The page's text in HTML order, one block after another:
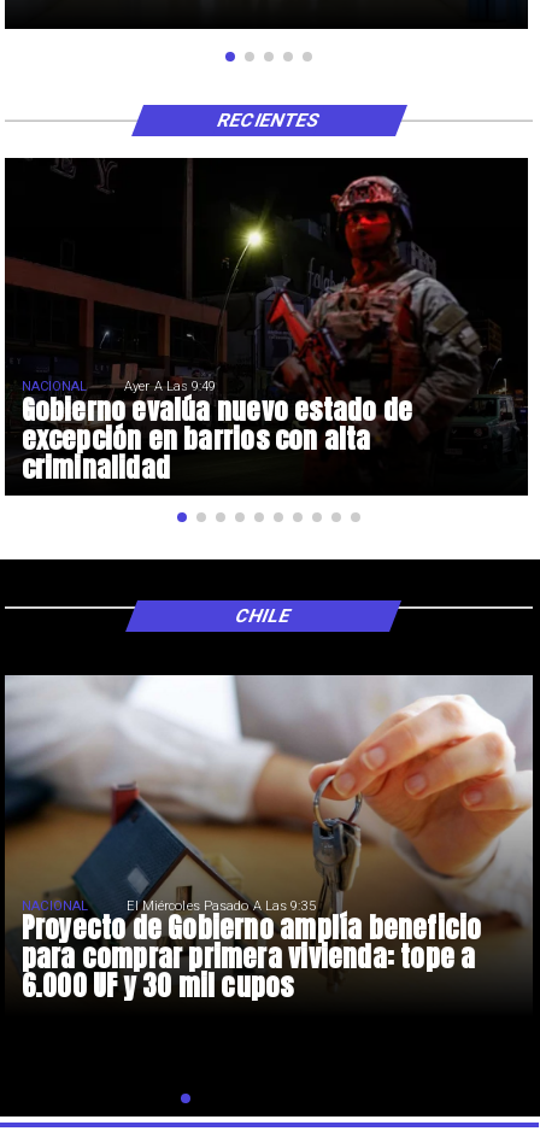
Gobierno evalúa nuevo estado de
excepción en barrios con alta
criminalidad
NACIONAL Ayer A Las 9:49
RECIENTES
Proyecto de Gobierno amplía beneficio
para comprar primera vivienda: tope a
6.000 UF y 30 mil cupos
NACIONAL El Miércoles Pasado A Las 9:35
CHILE